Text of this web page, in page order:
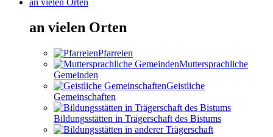
an vielen Orten
Pfarreien
Muttersprachliche
Gemeinden
Geistliche
Gemeinschaften
Bildungsstätten in Trägerschaft des Bistums